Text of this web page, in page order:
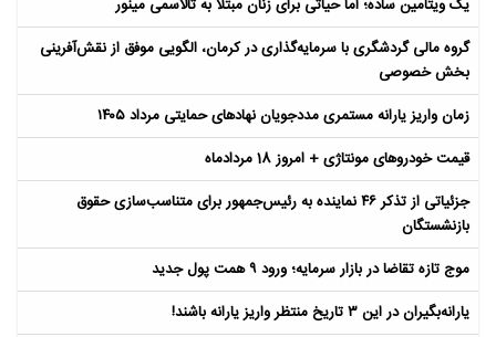
یک ویتامین ساده؛ اما حیاتی برای زنان مبتلا به تالاسمی مینور
گروه مالی گردشگری با سرمایه‌گذاری در کرمان، الگویی موفق از نقش‌آفرینی
بخش خصوصی
زمان واریز یارانه مستمری مددجویان نهادهای حمایتی مرداد ۱۴۰۵
قیمت خودروهای مونتاژی + امروز 18 مردادماه
جزئیاتی از تذکر ۴۶ نماینده به رئیس‌جمهور برای متناسب‌سازی حقوق
بازنشستگان
موج تازه تقاضا در بازار سرمایه؛ ورود ۹ همت پول جدید
یارانه‌بگیران در این ۳ تاریخ منتظر واریز یارانه باشند!